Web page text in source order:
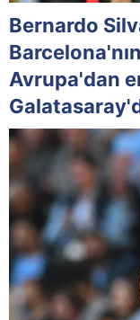
Bernardo
Avrupa'dan